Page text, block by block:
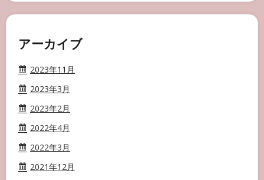
アーカイブ
2023年11月
2023年3月
2023年2月
2022年4月
2022年3月
2021年12月